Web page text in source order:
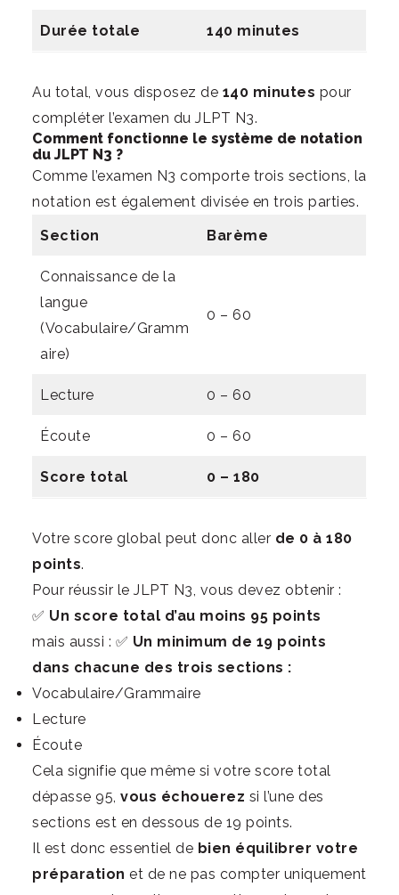
Durée totale 140 minutes
Au total, vous disposez de 140 minutes pour
compléter l’examen du JLPT N3.
Comment fonctionne le système de notation
du JLPT N3 ?
Comme l’examen N3 comporte trois sections, la
notation est également divisée en trois parties.
Section
Barème
Connaissance de la
langue
(Vocabulaire/Gramm
aire)
0 – 60
Lecture 0 – 60
Écoute 0 – 60
Score total 0 – 180
Votre score global peut donc aller de 0 à 180
points.
Pour réussir le JLPT N3, vous devez obtenir :
✅ Un score total d’au moins 95 points
mais aussi : ✅ Un minimum de 19 points
dans chacune des trois sections :
Vocabulaire/Grammaire
Lecture
Écoute
Cela signifie que même si votre score total
dépasse 95, vous échouerez si l’une des
sections est en dessous de 19 points.
Il est donc essentiel de bien équilibrer votre
préparation et de ne pas compter uniquement